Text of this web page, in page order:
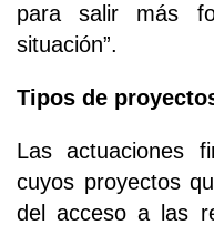
para salir más
situación”.
Tipos de
Las actuaciones
cuyos proyectos
del acceso a las